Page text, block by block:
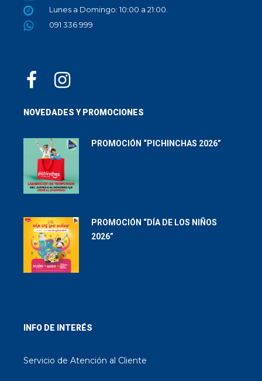
Lunes a Domingo: 10:00 a 21:00.
091 336 999
NOVEDADES Y PROMOCIONES
PROMOCIÓN “PICHINCHAS 2026”
PROMOCIÓN “DÍA DE LOS NIÑOS
2026”
INFO DE INTERÉS
Servicio de Atención al Cliente